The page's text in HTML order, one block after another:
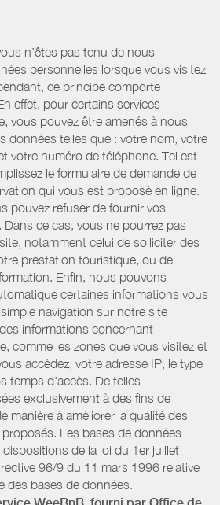
n’êtes pas tenu de nous
personnelles lorsque vous visitez
ce principe comporte
effet, pour certains services
vous pouvez être amenés à nous
données telles que : votre nom, votre
votre numéro de téléphone. Tel est
le formulaire de demande de
qui vous est proposé en ligne.
pouvez refuser de fournir vos
ce cas, vous ne pourrez pas
notamment celui de solliciter des
prestation touristique, ou de
Enfin, nous pouvons
certaines informations vous
navigation sur notre site
informations concernant
comme les zones que vous visitez et
accédez, votre adresse IP, le type
temps d'accès. De telles
exclusivement à des fins de
manière à améliorer la qualité des
Les bases de données
de la loi du 1er juillet
96/9 du 11 mars 1996 relative
des bases de données.